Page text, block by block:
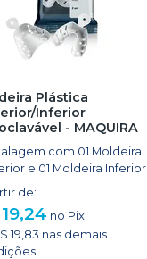
Plástica
Inferior
- MAQUIRA
com 01 Moldeira
e 01 Moldeira Inferior.
de:
no Pix
19,83 nas demais